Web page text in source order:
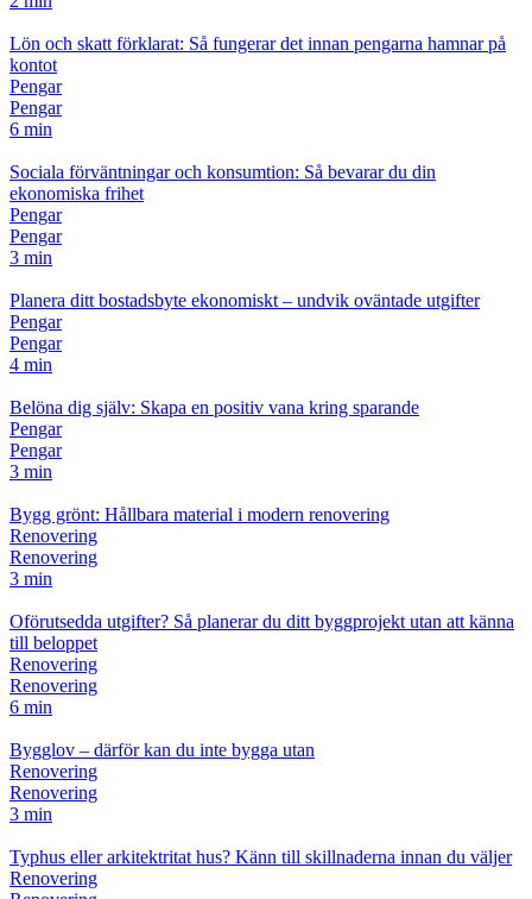
Lön och skatt förklarat: Så fungerar det innan pengarna hamnar på
kontot
Pengar
Pengar
6 min
Sociala förväntningar och konsumtion: Så bevarar du din
ekonomiska frihet
Pengar
Pengar
3 min
Planera ditt bostadsbyte ekonomiskt – undvik oväntade utgifter
Pengar
Pengar
4 min
Belöna dig själv: Skapa en positiv vana kring sparande
Pengar
Pengar
3 min
Bygg grönt: Hållbara material i modern renovering
Renovering
Renovering
3 min
Oförutsedda utgifter? Så planerar du ditt byggprojekt utan att känna
till beloppet
Renovering
Renovering
6 min
Bygglov – därför kan du inte bygga utan
Renovering
Renovering
3 min
Typhus eller arkitektritat hus? Känn till skillnaderna innan du väljer
Renovering